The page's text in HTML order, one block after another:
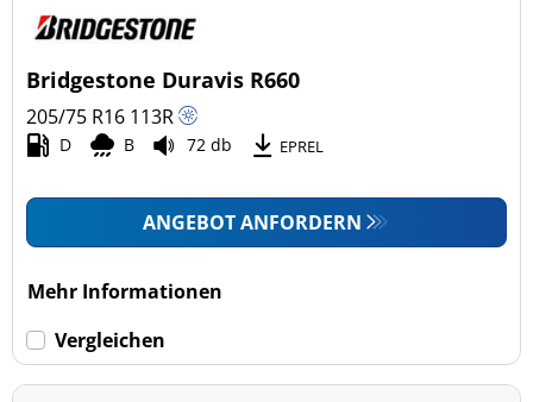
Pkw (0)
Transporter (105)
Wohnmobil (0)
Keine Run-flat (107)
Bridgestone Duravis R660
205/75 R16 113R
D B 72 db EPREL
ANGEBOT ANFORDERN
Mehr Informationen
Vergleichen